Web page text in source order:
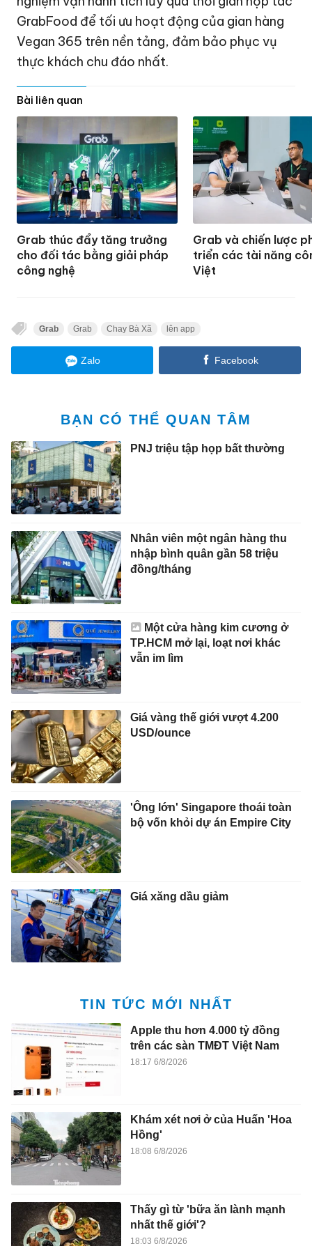
GrabFood để tối ưu hoạt động của gian hàng
Vegan 365 trên nền tảng, đảm bảo phục vụ
thực khách chu đáo nhất.
Bài liên quan
Grab thúc đẩy tăng trưởng
cho đối tác bằng giải pháp
công nghệ
Grab và chiến lược
triển các tài năng
Việt
Grab Grab Chay Bà Xã lên app
Zalo Facebook
BẠN CÓ THỂ QUAN TÂM
PNJ triệu tập họp bất thường
Nhân viên một ngân hàng thu
nhập bình quân gần 58 triệu
đồng/tháng
Một cửa hàng kim cương ở
TP.HCM mở lại, loạt nơi khác
vẫn im lìm
Giá vàng thế giới vượt 4.200
USD/ounce
'Ông lớn' Singapore thoái toàn
bộ vốn khỏi dự án Empire City
Giá xăng dầu giảm
TIN TỨC MỚI NHẤT
Apple thu hơn 4.000 tỷ đồng
trên các sàn TMĐT Việt Nam
18:17 6/8/2026
Khám xét nơi ở của Huấn 'Hoa
Hồng'
18:08 6/8/2026
Thấy gì từ 'bữa ăn lành mạnh
nhất thế giới'?
18:03 6/8/2026